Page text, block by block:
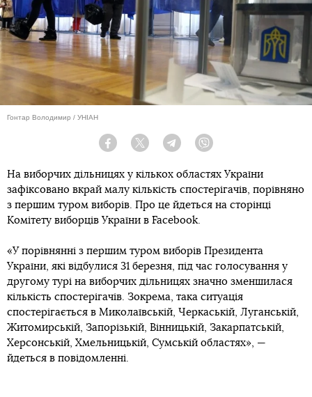
Гонтар Володимир / УНІАН
Facebook Twitter Telegram
На виборчих дільницях у кількох областях України
зафіксовано вкрай малу кількість спостерігачів, порівняно
з першим туром виборів. Про це йдеться на сторінці
Комітету виборців України в Facebook.
«У порівнянні з першим туром виборів Президента
України, які відбулися 31 березня, під час голосування у
другому турі на виборчих дільницях значно зменшилася
кількість спостерігачів. Зокрема, така ситуація
спостерігається в Миколаївській, Черкаській, Луганській,
Житомирській, Запорізькій, Вінницькій, Закарпатській,
Херсонській, Хмельницькій, Сумській областях», —
йдеться в повідомленні.